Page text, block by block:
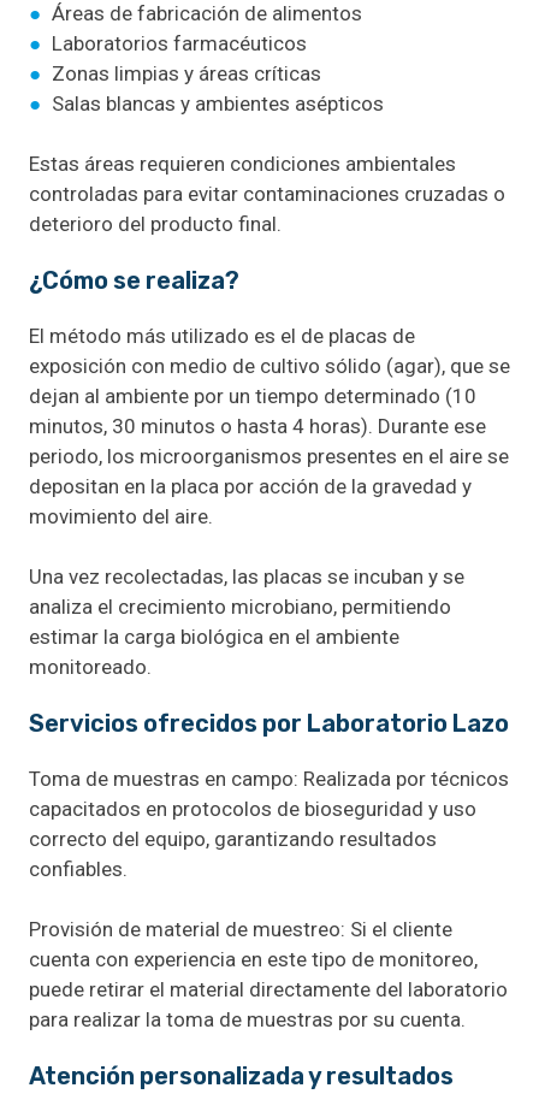
● Áreas de fabricación de alimentos
● Laboratorios farmacéuticos
● Zonas limpias y áreas críticas
● Salas blancas y ambientes asépticos
Estas áreas requieren condiciones ambientales
controladas para evitar contaminaciones cruzadas o
deterioro del producto final.
¿Cómo se realiza?
El método más utilizado es el de placas de
exposición con medio de cultivo sólido (agar), que se
dejan al ambiente por un tiempo determinado (10
minutos, 30 minutos o hasta 4 horas). Durante ese
periodo, los microorganismos presentes en el aire se
depositan en la placa por acción de la gravedad y
movimiento del aire.
Una vez recolectadas, las placas se incuban y se
analiza el crecimiento microbiano, permitiendo
estimar la carga biológica en el ambiente
monitoreado.
Servicios ofrecidos por Laboratorio Lazo
Toma de muestras en campo: Realizada por técnicos
capacitados en protocolos de bioseguridad y uso
correcto del equipo, garantizando resultados
confiables.
Provisión de material de muestreo: Si el cliente
cuenta con experiencia en este tipo de monitoreo,
puede retirar el material directamente del laboratorio
para realizar la toma de muestras por su cuenta.
Atención personalizada y resultados